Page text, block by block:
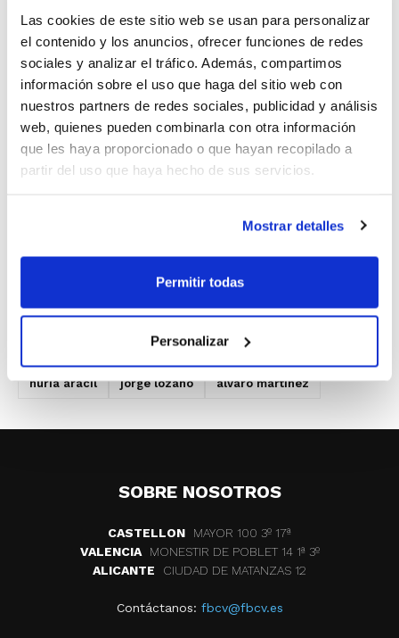
Las cookies de este sitio web se usan para personalizar
el contenido y los anuncios, ofrecer funciones de redes
sociales y analizar el tráfico. Además, compartimos
información sobre el uso que haga del sitio web con
nuestros partners de redes sociales, publicidad y análisis
web, quienes pueden combinarla con otra información
que les haya proporcionado o que hayan recopilado a
partir del uso que haya hecho de sus servicios.
Mostrar detalles
Permitir todas
Personalizar
convocados por la Federación Española
para actuar en el Campeonato de España
Cadete de Clubes, que arranca el próximo
17 de mayo.
Nuria Aracil,Abel Cister, Jorge Lozano
elegidos para disfrutar como árbitros de
esta importante cita para el baloncesto
angel portales
nuria aracil jorge lozano alvaro martinez
SOBRE NOSOTROS
CASTELLON
MAYOR 100 3º 17ª
VALENCIA
MONESTIR DE POBLET 14 1ª 3º
ALICANTE
CIUDAD DE MATANZAS 12
Contáctanos: fbcv@fbcv.es